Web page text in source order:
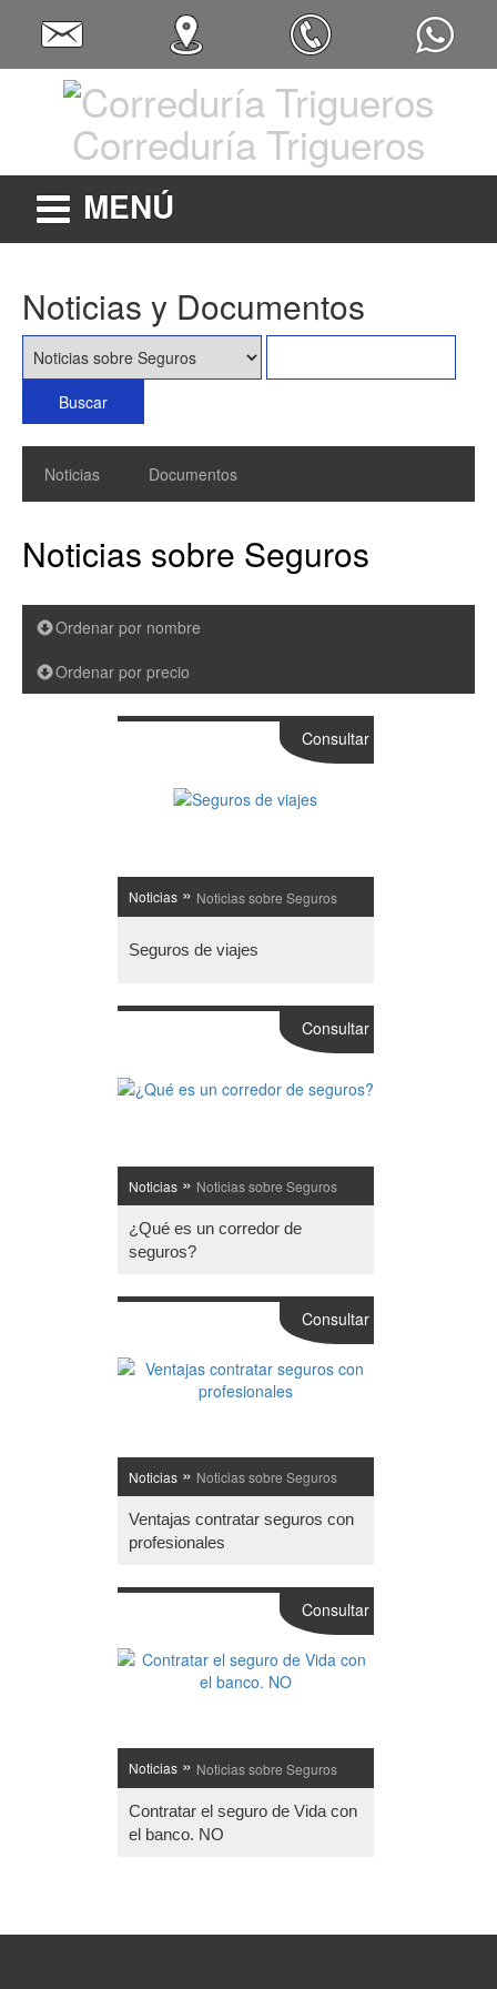
Correduría Trigueros
MENÚ
Noticias y Documentos
Noticias Documentos
Noticias sobre Seguros
Ordenar por nombre
Ordenar por precio
Noticias» Noticias sobre Seguros
Seguros de viajes
Consultar
Noticias» Noticias sobre Seguros
¿Qué es un corredor de
seguros?
Consultar
Noticias» Noticias sobre Seguros
Ventajas contratar seguros con
profesionales
Consultar
Noticias» Noticias sobre Seguros
Contratar el seguro de Vida con
el banco. NO
Consultar